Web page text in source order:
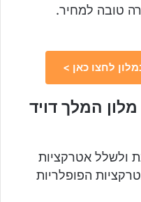
טובה למחיר.
לחצו כאן >
המלך דויד
ולשלל אטרקציות
הפופלריות